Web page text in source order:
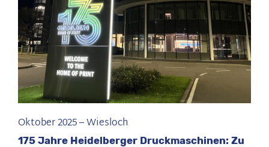
Oktober 2025–Wiesloch
175 Jahre Heidelberger Druckmaschinen: Zu